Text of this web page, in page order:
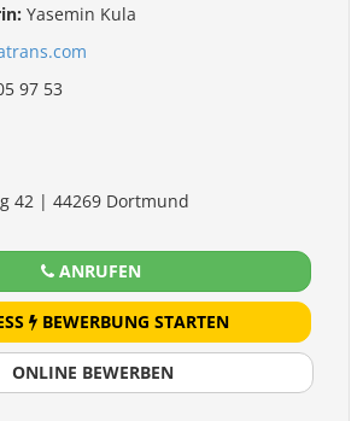
Yasemin Kula
97 53
42 | 44269 Dortmund
ANRUFEN
BEWERBUNG STARTEN
ONLINE BEWERBEN